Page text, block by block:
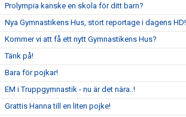
Prolympia kanske en skola för ditt barn?
Nya Gymnastikens Hus, stort reportage i dagens HD!
Kommer vi att få ett nytt Gymnastikens Hus?
Tänk på!
Bara för pojkar!
EM i Truppgymnastik - nu är det nära..!
Grattis Hanna till en liten pojke!